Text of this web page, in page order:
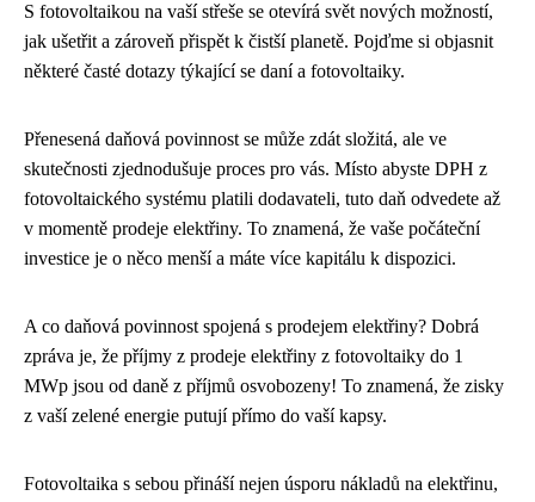
S fotovoltaikou na vaší střeše se otevírá svět nových možností,
jak ušetřit a zároveň přispět k čistší planetě. Pojďme si objasnit
některé časté dotazy týkající se daní a fotovoltaiky.
Přenesená daňová povinnost se může zdát složitá, ale ve
skutečnosti zjednodušuje proces pro vás. Místo abyste DPH z
fotovoltaického systému platili dodavateli, tuto daň odvedete až
v momentě prodeje elektřiny. To znamená, že vaše počáteční
investice je o něco menší a máte více kapitálu k dispozici.
A co daňová povinnost spojená s prodejem elektřiny? Dobrá
zpráva je, že příjmy z prodeje elektřiny z fotovoltaiky do 1
MWp jsou od daně z příjmů osvobozeny! To znamená, že zisky
z vaší zelené energie putují přímo do vaší kapsy.
Fotovoltaika s sebou přináší nejen úsporu nákladů na elektřinu,